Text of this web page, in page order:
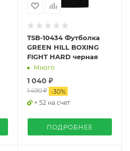
TSB-10434 Футболка
GREEN HILL BOXING
FIGHT HARD черная
Много
1 040 ₽
1 490 ₽ -30%
+ 52 на счет
ПОДРОБНЕЕ